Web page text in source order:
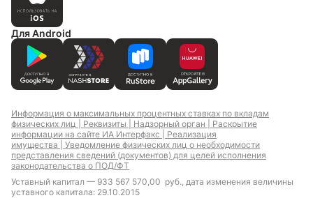
Для Android
Информация о максимальных процентных ставках по вкладам
физических лиц | Реквизиты | Надзорный орган | Раскрытие
информации на сайте ИА Интерфакс | Реализация
имущества | Уведомление физических лиц о необходимости
представления сведений (документов) для целей исполнения
законодательства о ПОД/ФТ
Уставный капитал — 933 567 570,00 руб., дата изменения величины
уставного капитала: 29.10.2015